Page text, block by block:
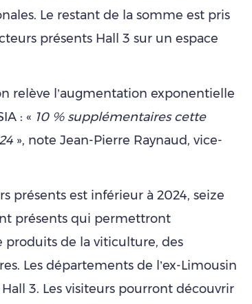
Le restant de la somme est pris
présents Hall 3 sur un espace
relève l’augmentation exponentielle
: « 10 % supplémentaires cette
», note Jean-Pierre Raynaud, vice-
présents est inférieur à 2024, seize
présents qui permettront
produits de la viticulture, des
Les départements de l’ex-Limousin
3. Les visiteurs pourront découvrir